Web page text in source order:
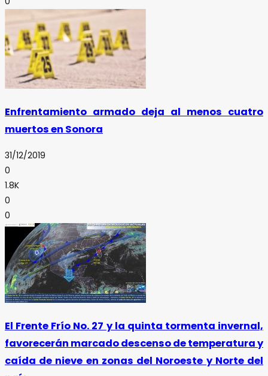
Enfrentamiento armado deja al menos cuatro
muertos en Sonora
31/12/2019
0
1.8K
0
0
El Frente Frío No. 27 y la quinta tormenta invernal,
favorecerán marcado descenso de temperatura y
caída de nieve en zonas del Noroeste y Norte del